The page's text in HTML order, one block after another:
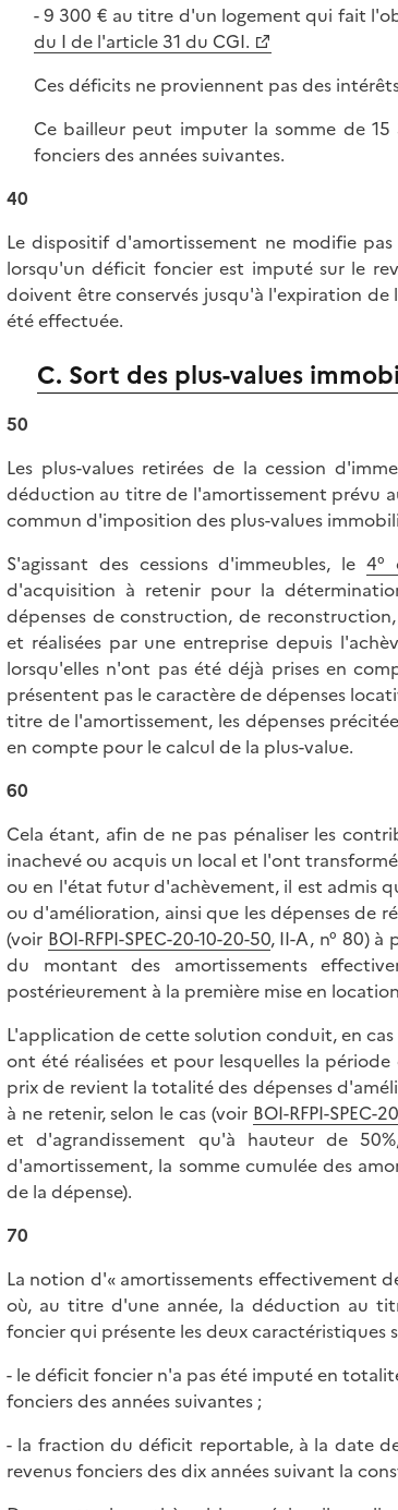
- 9 300 € au titre d'un logement qui fait
du I de l'article 31 du CGI.
Ces déficits ne proviennent pas des
Ce bailleur peut imputer la somme de
fonciers des années suivantes.
40
Le dispositif d'amortissement ne modifie
lorsqu'un déficit foncier est imputé sur le
doivent être conservés jusqu'à l'expiration
été effectuée.
C. Sort des plus-values
50
Les plus-values retirées de la cession
déduction au titre de l'amortissement prévu
commun d'imposition des plus-values
S'agissant des cessions d'immeubles, le4°
d'acquisition à retenir pour la
dépenses de construction, de
et réalisées par une entreprise depuis
lorsqu'elles n'ont pas été déjà prises en
présentent pas le caractère de dépenses
titre de l'amortissement, les dépenses
en compte pour le calcul de la plus-value.
60
Cela étant, afin de ne pas pénaliser les
inachevé ou acquis un local et l'ont
ou en l'état futur d'achèvement, il est admis
ou d'amélioration, ainsi que les dépenses de
(voir BOI-RFPI-SPEC-20-10-20-50, II-A, n° 80) à
du montant des amortissements
postérieurement à la première mise en
L'application de cette solution conduit, en cas
ont été réalisées et pour lesquelles la
prix de revient la totalité des dépenses
à ne retenir, selon le cas (voir BOI-RFPI-SPEC-
et d'agrandissement qu'à hauteur de
d'amortissement, la somme cumulée des
de la dépense).
70
La notion d'« amortissements effectivement
où, au titre d'une année, la déduction au
foncier qui présente les deux caractéristiques
- le déficit foncier n'a pas été imputé en
fonciers des années suivantes ;
- la fraction du déficit reportable, à la date
revenus fonciers des dix années suivant la